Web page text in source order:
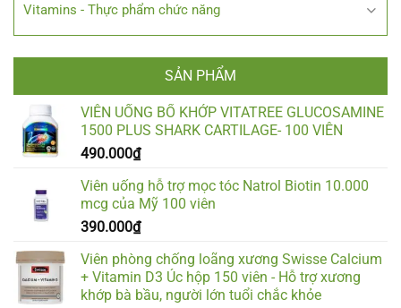
Vitamins - Thực phẩm chức năng
SẢN PHẨM
VIÊN UỐNG BỔ KHỚP VITATREE GLUCOSAMINE
1500 PLUS SHARK CARTILAGE- 100 VIÊN
490.000₫
Viên uống hỗ trợ mọc tóc Natrol Biotin 10.000
mcg của Mỹ 100 viên
390.000₫
Viên phòng chống loãng xương Swisse Calcium
+ Vitamin D3 Úc hộp 150 viên - Hỗ trợ xương
khớp bà bầu, người lớn tuổi chắc khỏe